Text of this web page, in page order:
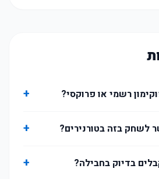
רשמי או פרוקסי? +
לשחק בזה בטורנירים? +
בדיוק בחבילה? +